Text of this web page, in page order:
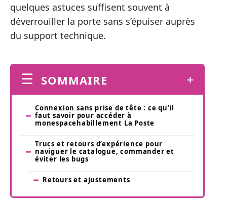
quelques astuces suffisent souvent à
déverrouiller la porte sans s’épuiser auprès
du support technique.
SOMMAIRE
Connexion sans prise de tête : ce qu’il
faut savoir pour accéder à
monespacehabillement La Poste
Trucs et retours d’expérience pour
naviguer le catalogue, commander et
éviter les bugs
Retours et ajustements